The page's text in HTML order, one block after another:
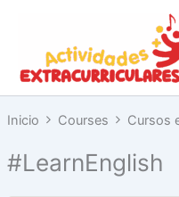
contenido
Inicio Courses Cursos
#LearnEnglish